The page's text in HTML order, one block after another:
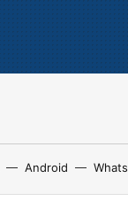
Android